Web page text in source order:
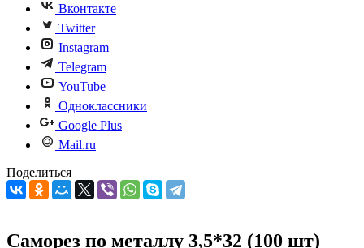
Вконтакте
Twitter
Instagram
Telegram
YouTube
Одноклассники
Google Plus
Mail.ru
Поделиться
Саморез по металлу 3,5*32 (100 шт)